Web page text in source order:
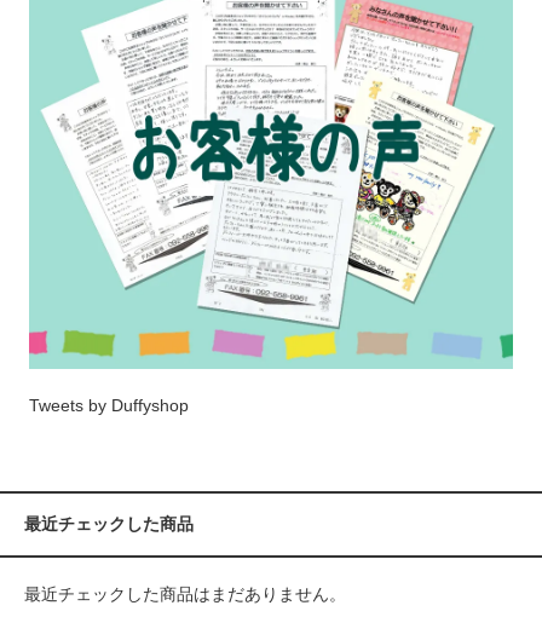
Tweets by Duffyshop
最近チェックした商品
最近チェックした商品はまだありません。